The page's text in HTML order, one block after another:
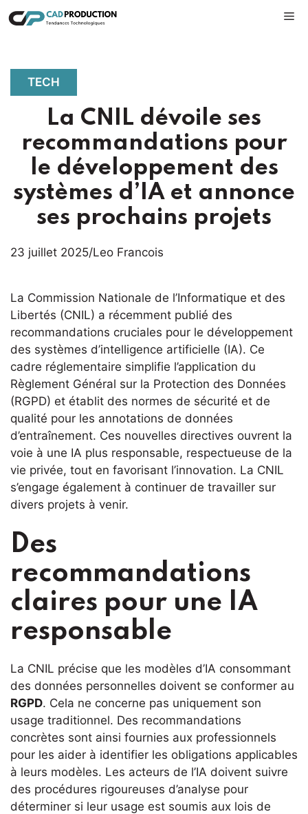
Aller
au
TECH
La CNIL dévoile ses
recommandations pour
le développement des
systèmes d’IA et annonce
ses prochains projets
23 juillet 2025/Leo Francois
La Commission Nationale de l’Informatique et des
Libertés (CNIL) a récemment publié des
recommandations cruciales pour le développement
des systèmes d’intelligence artificielle (IA). Ce
cadre réglementaire simplifie l’application du
Règlement Général sur la Protection des Données
(RGPD) et établit des normes de sécurité et de
qualité pour les annotations de données
d’entraînement. Ces nouvelles directives ouvrent la
voie à une IA plus responsable, respectueuse de la
vie privée, tout en favorisant l’innovation. La CNIL
s’engage également à continuer de travailler sur
divers projets à venir.
Des
recommandations
claires pour une IA
responsable
La CNIL précise que les modèles d’IA consommant
des données personnelles doivent se conformer au
RGPD. Cela ne concerne pas uniquement son
usage traditionnel. Des recommandations
concrètes sont ainsi fournies aux professionnels
pour les aider à identifier les obligations applicables
à leurs modèles. Les acteurs de l’IA doivent suivre
des procédures rigoureuses d’analyse pour
déterminer si leur usage est soumis aux lois de